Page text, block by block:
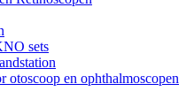
sets
otoscoop en ophthalmoscopen